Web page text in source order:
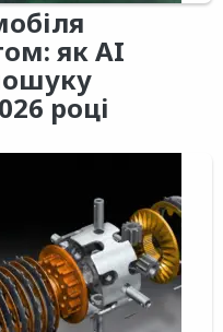
як AI
році